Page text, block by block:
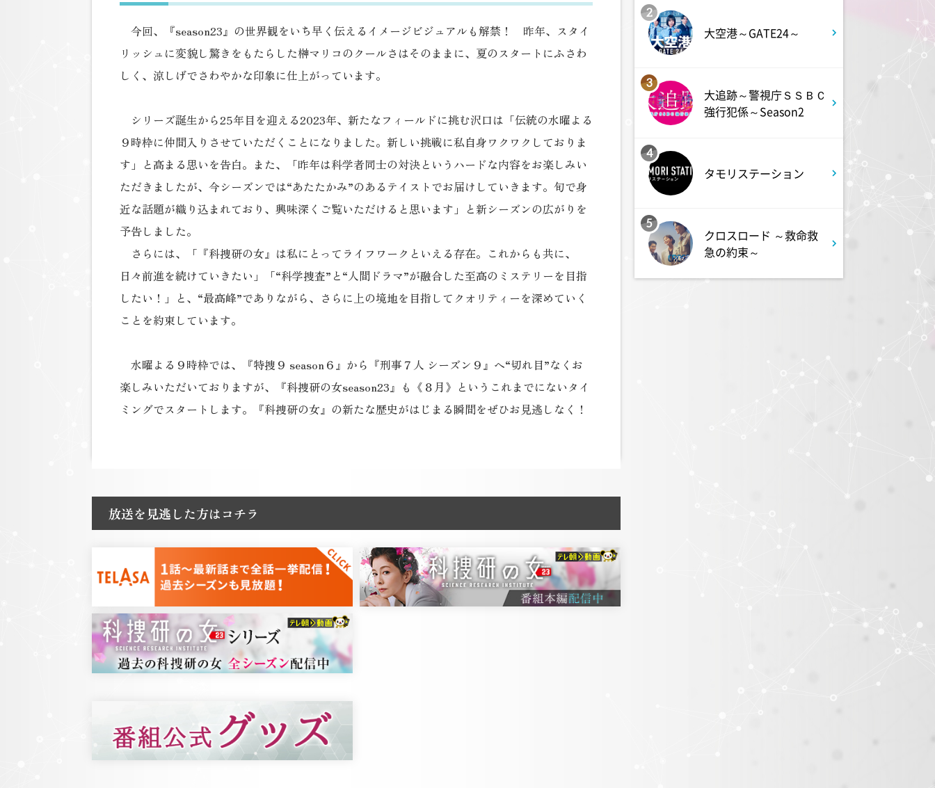
今回、『season23』の世界観をいち早く伝えるイメージビジュアルも解禁！ 昨年、スタイ
リッシュに変貌し驚きをもたらした榊マリコのクールさはそのままに、夏のスタートにふさわ
しく、涼しげでさわやかな印象に仕上がっています。
シリーズ誕生から25年目を迎える2023年、新たなフィールドに挑む沢口は「伝統の水曜よる
９時枠に仲間入りさせていただくことになりました。新しい挑戦に私自身ワクワクしておりま
す」と高まる思いを告白。また、「昨年は科学者同士の対決というハードな内容をお楽しみい
ただきましたが、今シーズンでは“あたたかみ”のあるテイストでお届けしていきます。旬で身
近な話題が織り込まれており、興味深くご覧いただけると思います」と新シーズンの広がりを
予告しました。
さらには、「『科捜研の女』は私にとってライフワークといえる存在。これからも共に、
日々前進を続けていきたい」「“科学捜査”と“人間ドラマ”が融合した至高のミステリーを目指
したい！」と、“最高峰”でありながら、さらに上の境地を目指してクオリティーを深めていく
ことを約束しています。
水曜よる９時枠では、『特捜９ season６』から『刑事７人 シーズン９』へ“切れ目”なくお
楽しみいただいておりますが、『科捜研の女season23』も《８月》というこれまでにないタイ
ミングでスタートします。『科捜研の女』の新たな歴史がはじまる瞬間をぜひお見逃しなく！
放送を見逃した方はコチラ
深夜 1:30
ワールドプロレスリング
深夜 2:00
「きみを愛する気はない」と言
深夜
たい【ANiMAZiNG!!!】 #5
深夜
2
大空港～GATE24～
3
大追跡～警視庁ＳＳＢＣ
強行犯係～Season2
4
タモリステーション
5
クロスロード ～救命救
急の約束～